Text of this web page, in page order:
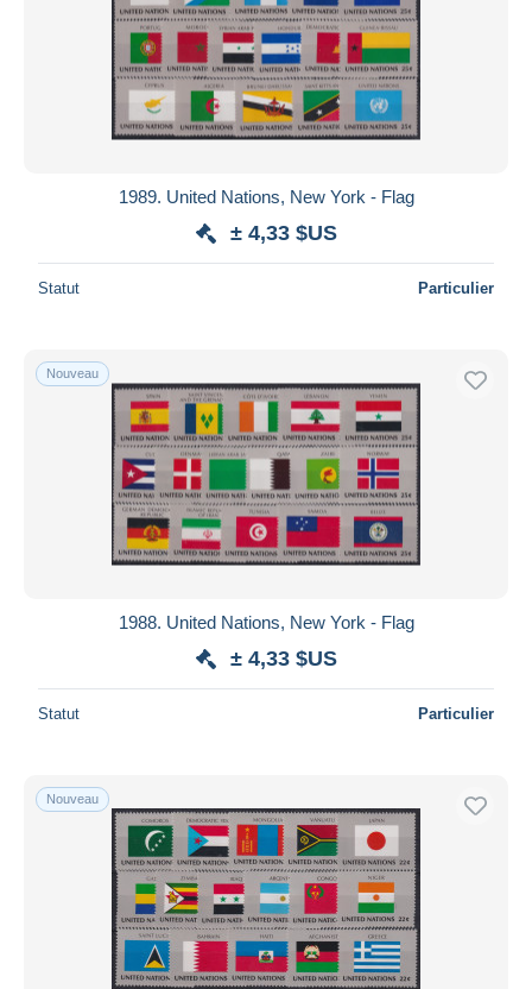
1989. United Nations, New York - Flag
± 4,33 $US
Statut Particulier
Nouveau
1988. United Nations, New York - Flag
± 4,33 $US
Statut Particulier
Nouveau